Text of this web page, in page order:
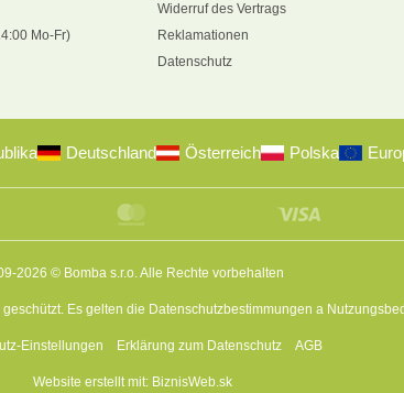
Mo-Fr)
Widerruf des Vertrags
Reklamationen
Datenschutz
Deutschland Österreich Polska
2026 © Bomba s.r.o.Alle Rechte vorbehalten
Es gelten die Datenschutzbestimmungen a
Einstellungen Erklärung zum Datenschutz AGB
Website erstellt mit: BiznisWeb.sk